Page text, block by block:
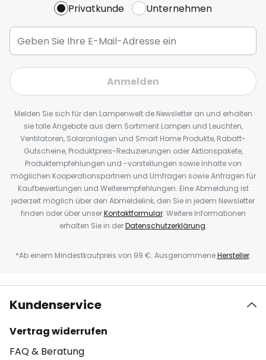
Privatkunde Unternehmen
Anmelden
Melden Sie sich für den Lampenwelt.de Newsletter an und erhalten
sie tolle Angebote aus dem Sortiment Lampen und Leuchten,
Ventilatoren, Solaranlagen und Smart Home Produkte, Rabatt-
Gutscheine, Produktpreis-Reduzierungen oder Aktionspakete,
Produktempfehlungen und -vorstellungen sowie Inhalte von
möglichen Kooperationspartnern und Umfragen sowie Anfragen für
Kaufbewertungen und Weiterempfehlungen. Eine Abmeldung ist
jederzeit möglich über den Abmeldelink, den Sie in jedem Newsletter
finden oder über unserKontaktformular. Weitere Informationen
erhalten Sie in derDatenschutzerklärung.
*Ab einem Mindestkaufpreis von 99 €. AusgenommeneHersteller.
Kundenservice
Vertrag widerrufen
FAQ & Beratung